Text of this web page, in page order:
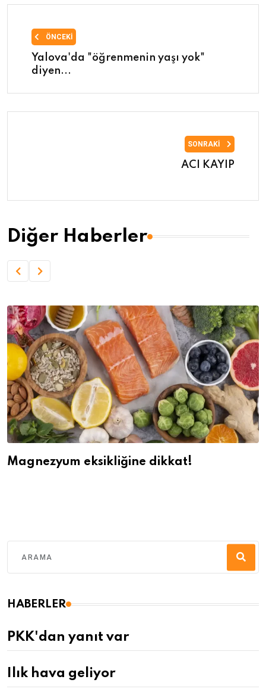
ÖNCEKI
Yalova'da "öğrenmenin yaşı yok"
diyen...
SONRAKI
ACI KAYIP
Diğer Haberler
Magnezyum eksikliğine dikkat!
HABERLER
PKK'dan yanıt var
Ilık hava geliyor